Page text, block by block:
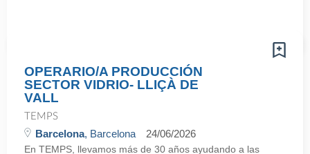
OPERARIO/A PRODUCCIÓN
SECTOR VIDRIO- LLIÇÀ DE
VALL
TEMPS
Barcelona, Barcelona 24/06/2026
En TEMPS, llevamos más de 30 años ayudando a las